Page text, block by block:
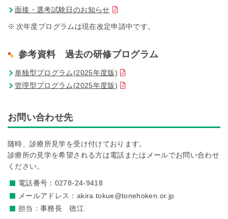
面接・選考試験日のお知らせ
次年度プログラムは現在改定申請中です。
参考資料 過去の研修プログラム
単独型プログラム(2025年度版)
管理型プログラム(2025年度版)
お問い合わせ先
随時、診療所見学を受け付けております。
診療所の見学を希望される方は電話またはメールでお問い合わせ
ください。
電話番号：0278-24-9418
メールアドレス：akira.tokue@tonehoken.or.jp
担当：事務長 徳江